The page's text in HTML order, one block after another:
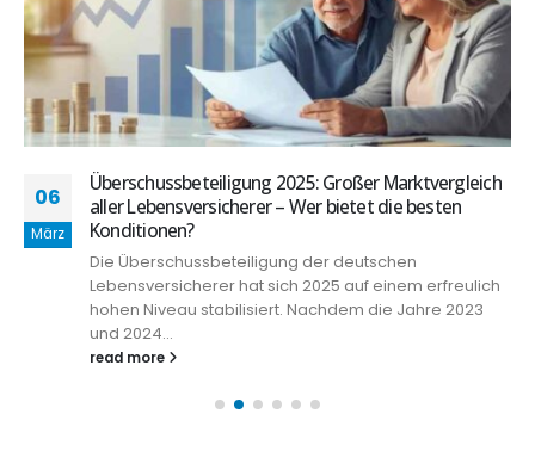
06
März
Überschussbeteiligung 2025: Großer Marktvergleich
aller Lebensversicherer – Wer bietet die besten
Konditionen?
Die Überschussbeteiligung der deutschen
Lebensversicherer hat sich 2025 auf einem erfreulich
hohen Niveau stabilisiert. Nachdem die Jahre 2023
und 2024...
read more